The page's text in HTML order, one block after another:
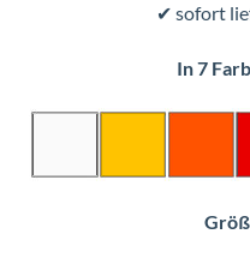
✔ sofort
In 7